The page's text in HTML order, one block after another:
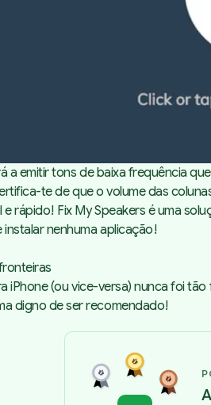
a emitir tons de baixa frequência
te de que o volume das
rápido! Fix My Speakers é uma
nenhuma aplicação!
iPhone (ou vice-versa) nunca foi tão
digno de ser recomendado!